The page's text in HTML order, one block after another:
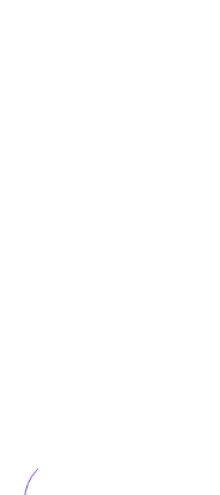
Закажите
сайте
Вам
на МКАД
помощь на